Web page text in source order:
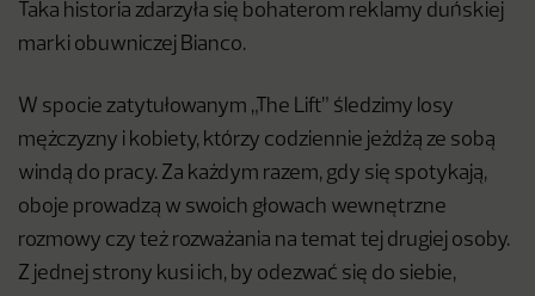
Taka historia zdarzyła się bohaterom reklamy duńskiej
marki obuwniczej Bianco.
W spocie zatytułowanym „The Lift” śledzimy losy
mężczyzny i kobiety, którzy codziennie jeżdżą ze sobą
windą do pracy. Za każdym razem, gdy się spotykają,
oboje prowadzą w swoich głowach wewnętrzne
rozmowy czy też rozważania na temat tej drugiej osoby.
Z jednej strony kusi ich, by odezwać się do siebie,